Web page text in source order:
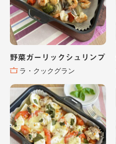
野菜ガーリックシュリンプ
ラ・クックグラン